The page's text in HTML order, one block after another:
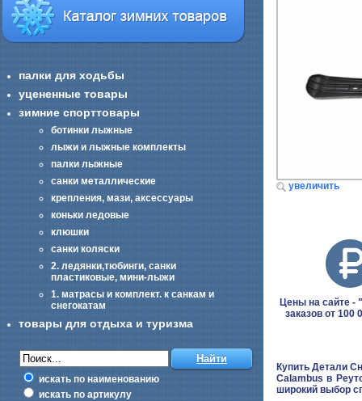
палки для ходьбы
уцененные товары
зимние спорттовары
ботинки лыжные
лыжи и лыжные комплекты
палки лыжные
санки металлические
крепления, мази, аксессуары
коньки ледовые
клюшки
санки коляски
2. ледянки,тюбинги, санки
пластиковые, мини-лыжи
1. матрасы и комплект. к санкам и
снегокатам
товары для отдыха и туризма
искать по наименованию
искать по артикулу
увеличить
Цены на сайте -
заказов от 100
Купить Детали
Calambus в
широкий выбор